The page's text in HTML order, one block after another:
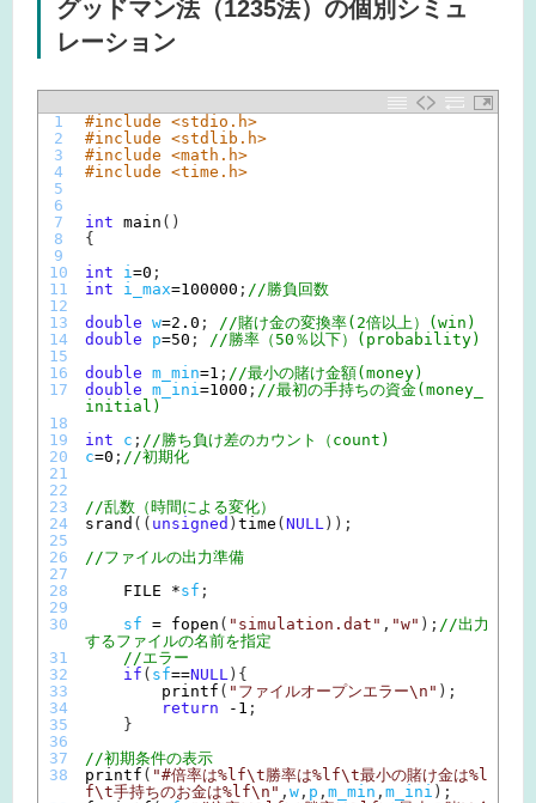
グッドマン法（1235法）の個別シミュ
レーション
1
2
3
4
5
6
7
8
9
10
11
12
13
14
15
16
17
18
19
20
21
22
23
24
25
26
27
28
29
30
31
32
33
34
35
36
37
38
#include <stdio.h>
#include <stdlib.h>
#include <math.h>
#include <time.h>
int main ( )
{
int
i=0 ;
int
i_max=100000 ; //勝負回数
double w=2.0 ;
//賭け金の変換率(2倍以上）(win)
double
p=50 ;
//勝率（50％以下）(probability)
double m_min=1 ; //最小の賭け金額(money)
double m_ini=1000 ; //最初の手持ちの資金(money_
initial)
int
c ; //勝ち負け差のカウント（count)
c=0 ; //初期化
//乱数（時間による変化）
srand ( ( unsigned ) time ( NULL ) ) ;
//ファイルの出力準備
FILE *sf ;
sf = fopen ( "simulation.dat" , "w" ) ; //出力
するファイルの名前を指定
//エラー
if ( sf==NULL ) {
printf ( "ファイルオープンエラー\n" ) ;
return
- 1 ;
}
//初期条件の表示
printf ( "#倍率は%lf\t勝率は%lf\t最小の賭け金は%l
f\t手持ちのお金は%lf\n" , w , p , m_min , m_ini ) ;